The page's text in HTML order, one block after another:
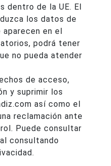
dentro de la UE. El
los datos de
en el
podrá tener
no pueda atender
de acceso,
y suprimir los
así como el
reclamación ante
Puede consultar
consultando